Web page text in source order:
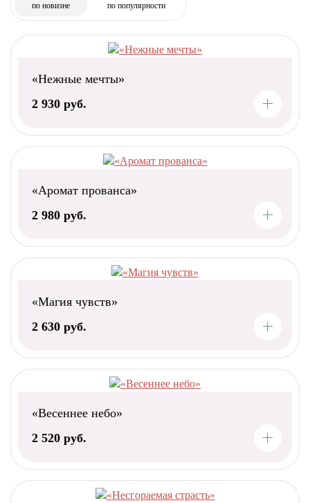
по новизне по популярности
«Нежные мечты»
2 930 руб.
«Аромат прованса»
2 980 руб.
«Магия чувств»
2 630 руб.
«Весеннее небо»
2 520 руб.